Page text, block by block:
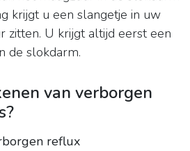
krijgt u een slangetje in uw
zitten. U krijgt altijd eerst een
de slokdarm.
van verborgen
reflux